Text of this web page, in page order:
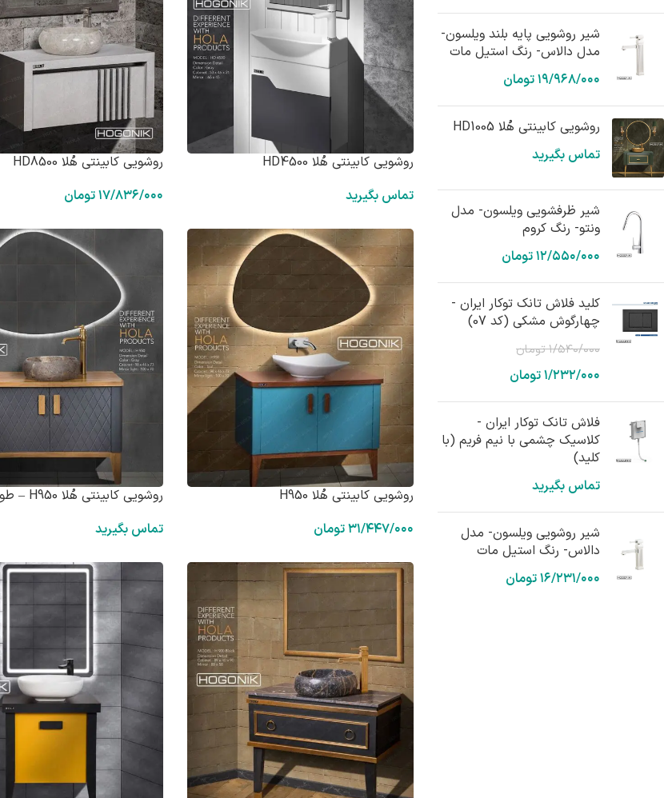
شیر روشویی پایه بلند ویلسون-
مدل دالاس- رنگ استیل مات
۱۹/۹۶۸/۰۰۰تومان
روشویی کابینتی هُلا HD1005
تماس بگیرید
شیر ظرفشویی ویلسون- مدل
ونتو- رنگ کروم
۱۲/۵۵۰/۰۰۰تومان
کلید فلاش تانک توکار ایران -
چهارگوش مشکی (کد 07)
۱/۵۴۰/۰۰۰تومان
۱/۲۳۲/۰۰۰تومان
فلاش تانک توکار ایران -
کلاسیک چشمی با نیم فریم (با
کلید)
تماس بگیرید
شیر روشویی ویلسون- مدل
دالاس- رنگ استیل مات
۱۶/۲۳۱/۰۰۰تومان
روشویی کابینتی هُلا HD4500
تماس بگیرید
روشویی کابینتی هُلا HD8500
۱۷/۸۳۶/۰۰۰تومان
روشویی کابینتی هُلا H950
۳۱/۴۴۷/۰۰۰تومان
روشویی کابینتی هُلا H950 – طوسی
تماس بگیرید